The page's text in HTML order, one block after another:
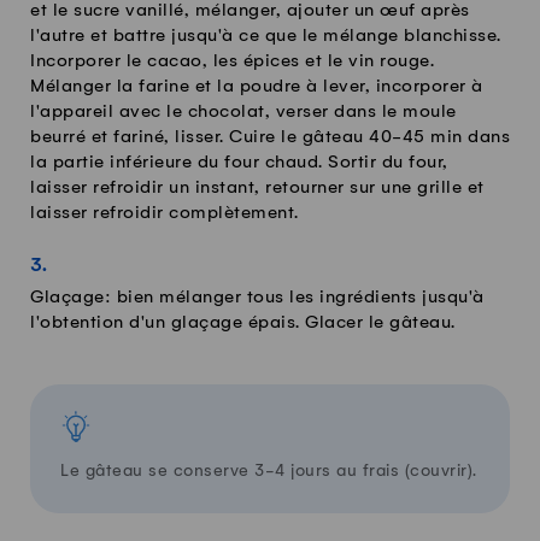
et le sucre vanillé, mélanger, ajouter un œuf après
l'autre et battre jusqu'à ce que le mélange blanchisse.
Incorporer le cacao, les épices et le vin rouge.
Mélanger la farine et la poudre à lever, incorporer à
l'appareil avec le chocolat, verser dans le moule
beurré et fariné, lisser. Cuire le gâteau 40-45 min dans
la partie inférieure du four chaud. Sortir du four,
laisser refroidir un instant, retourner sur une grille et
laisser refroidir complètement.
Glaçage: bien mélanger tous les ingrédients jusqu'à
l'obtention d'un glaçage épais. Glacer le gâteau.
Le gâteau se conserve 3-4 jours au frais (couvrir).